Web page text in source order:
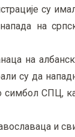
су
на
на
су да
симбол СПЦ,
и